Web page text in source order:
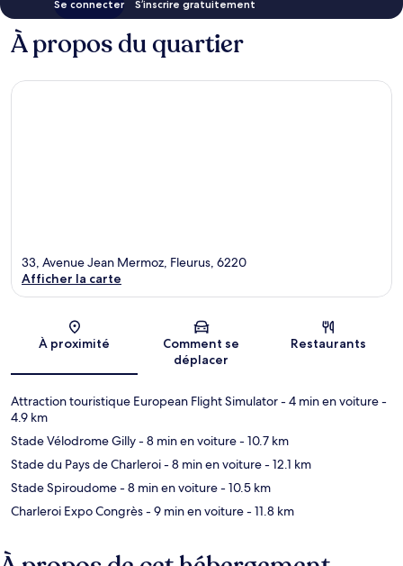
Se connecter S’inscrire gratuitement
À propos du quartier
Carte
33, Avenue Jean Mermoz, Fleurus, 6220
Afficher la carte
À proximité
Comment se
déplacer
Restaurants
Attraction touristique European Flight Simulator- 4 min en voiture-
4.9 km
Stade Vélodrome Gilly- 8 min en voiture- 10.7 km
Stade du Pays de Charleroi- 8 min en voiture- 12.1 km
Stade Spiroudome- 8 min en voiture- 10.5 km
Charleroi Expo Congrès- 9 min en voiture- 11.8 km